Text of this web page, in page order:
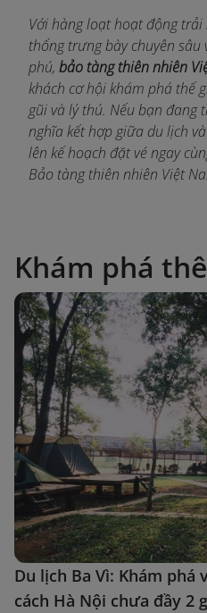
Với hàng loạt hoạt động trải
thống trưng bày chuyên
phú, bảo tàng thiên nhiên
khách cơ hội khám phá thế
gũi và lý thú. Nếu bạn
nghĩa kết hợp giữa du lịch
lên kế hoạch đặt vé ngay c
Bảo tàng thiên nhiên Việt
Khám phá
Du lịch Ba Vì: Khám phá
cách Hà Nội chưa đầy 2